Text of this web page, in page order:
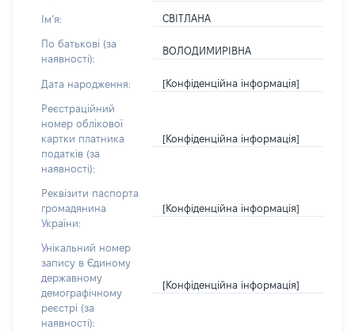
Імʼя: СВІТЛАНА
По батькові (за
наявності):
ВОЛОДИМИРІВНА
Дата народження: [Конфіденційна інформація]
Реєстраційний
номер облікової
картки платника
податків (за
наявності):
[Конфіденційна інформація]
Реквізити паспорта
громадянина
України:
[Конфіденційна інформація]
Унікальний номер
запису в Єдиному
державному
демографічному
реєстрі (за
наявності):
[Конфіденційна інформація]